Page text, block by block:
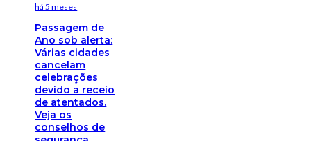
há 5 meses
Passagem de
Ano sob alerta:
Várias cidades
cancelam
celebrações
devido a receio
de atentados.
Veja os
conselhos de